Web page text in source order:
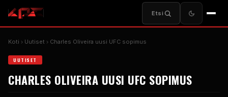
Etsi
Koti Uutiset Charles Oliveira uusi UFC sopimus
UUTISET
CHARLES OLIVEIRA UUSI UFC SOPIMUS